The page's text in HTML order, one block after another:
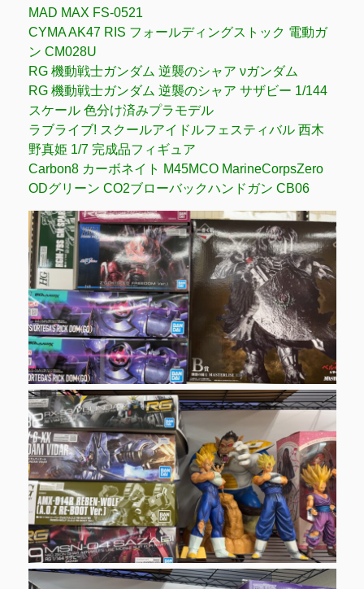
MAD MAX FS-0521
CYMA AK47 RIS フォールディングストック 電動ガ
ン CM028U
RG 機動戦士ガンダム 逆襲のシャア νガンダム
RG 機動戦士ガンダム 逆襲のシャア サザビー 1/144
スケール 色分け済みプラモデル
ラブライブ! スクールアイドルフェスティバル 西木
野真姫 1/7 完成品フィギュア
Carbon8 カーボネイト M45MCO MarineCorpsZero
ODグリーン CO2ブローバックハンドガン CB06